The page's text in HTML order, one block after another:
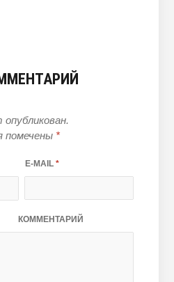
помечены *
E-MAIL *
КОММЕНТАРИЙ